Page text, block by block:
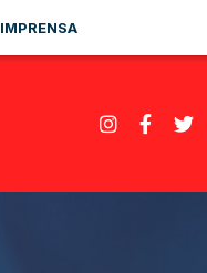
IMPRENSA